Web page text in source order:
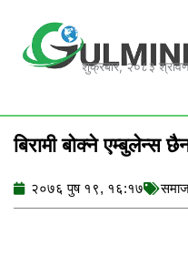
content
शुक्रबार, २०८३
बिरामी बोक्ने एम्बुलेन्स
२०७६ पुष १९, १६:१७